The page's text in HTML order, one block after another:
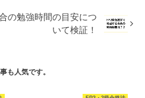
の勉強時間の目安につ
いて検証！
も人気です。